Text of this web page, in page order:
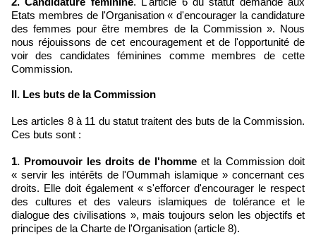
Etats membres de l'Organisation « d'encourager la candidature
des femmes pour être membres de la Commission ». Nous
nous réjouissons de cet encouragement et de l'opportunité de
voir des candidates féminines comme membres de cette
Commission.
II. Les buts de la Commission
Les articles 8 à 11 du statut traitent des buts de la Commission.
Ces buts sont :
1. Promouvoir les droits de l'homme et la Commission doit
« servir les intérêts de l'Oummah islamique » concernant ces
droits. Elle doit également « s'efforcer d'encourager le respect
des cultures et des valeurs islamiques de tolérance et le
dialogue des civilisations », mais toujours selon les objectifs et
principes de la Charte de l'Organisation (article 8).